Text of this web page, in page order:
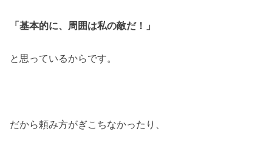
「基本的に、周囲は私の敵だ！」
と思っているからです。
だから頼み方がぎこちなかったり、